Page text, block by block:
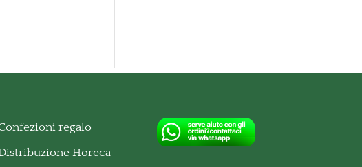
regalo
Horeca